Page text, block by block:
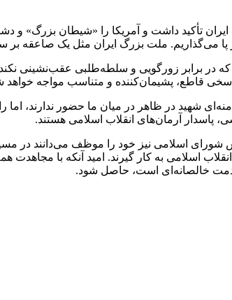
ایران تأکید داشت و آمریکا را «شیطان بزرگ»
پا می‌گذاریم‌. ملت‌ بزرگ‌ ایران‌ مثل‌ یک‌ صاعقه‌ بر
در برابر زورگویی و سلطه‌طلبی عقب‌نشینی نکند
پاسخی قاطع، پشیمان‌کننده و متناسب مواجه خواهد
شهید در ظاهر در میان ما حضور ندارند،
پاسدار آرمان‌های انقلاب اسلامی هستند.
اسلامی نیز خود را موظف می‌دانند در
انقلاب اسلامی به کار گیرند. امید آنکه با
خالصانه‌ای است، حاصل شود.